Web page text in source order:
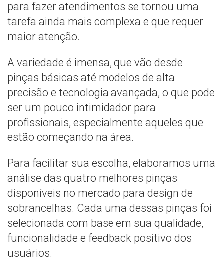
para fazer atendimentos se tornou uma
tarefa ainda mais complexa e que requer
maior atenção.
A variedade é imensa, que vão desde
pinças básicas até modelos de alta
precisão e tecnologia avançada, o que pode
ser um pouco intimidador para
profissionais, especialmente aqueles que
estão começando na área.
Para facilitar sua escolha, elaboramos uma
análise das quatro melhores pinças
disponíveis no mercado para design de
sobrancelhas. Cada uma dessas pinças foi
selecionada com base em sua qualidade,
funcionalidade e feedback positivo dos
usuários.